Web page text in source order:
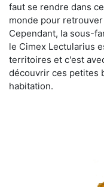
faut se rendre dans
monde pour
Cependant, la sous-
le Cimex Lectularius
territoires et c'est
découvrir ces petites
habitation.